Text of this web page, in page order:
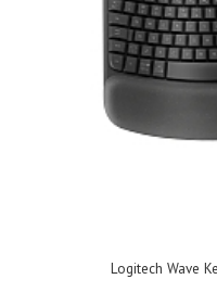
Logitech Wave